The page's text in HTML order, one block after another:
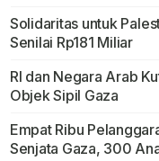
Solidaritas untuk
Senilai Rp181 Miliar
RI dan Negara Arab
Objek Sipil Gaza
Empat Ribu
Senjata Gaza, 300